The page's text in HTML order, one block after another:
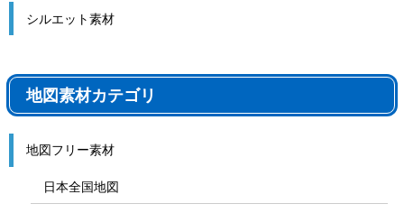
シルエット素材
地図素材カテゴリ
地図フリー素材
日本全国地図